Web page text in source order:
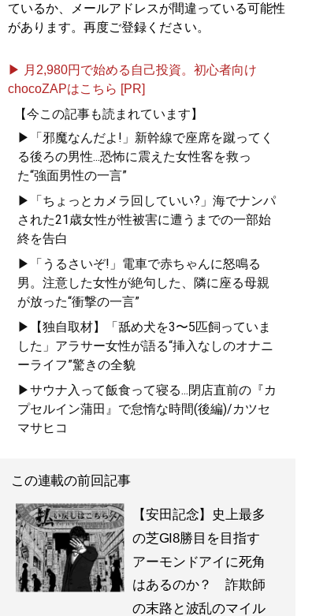
ているか、メールアドレスが間違っている可能性
があります。再度ご登録ください。
▶ 月2,980円で始める自己投資。初心者向け
chocoZAPはこちら [PR]
【今この記事も読まれています】
▶「邪魔なんだよ!」新幹線で座席を蹴ってく
る後ろの男性...恐怖に震えた女性客を救っ
た“強面男性の一言”
▶「ちょっとカメラ回していい?」海でナンパ
された21歳女性が性被害に遭うまでの一部始
終を告白
▶「うるさいぞ!」電車で赤ちゃんに怒鳴る
男。注意した女性が絶句した、隣に座る母親
が放った“衝撃の一言”
▶【独自取材】「舐め犬を3〜5匹飼っていま
した」アラサー女性が語る“挿入なしのオナニ
ーライフ”驚きの全貌
▶サウナ入って飯食って寝る...閉店直前の『カ
プセルイン蒲田』で怠惰な時間(後編)/カツセ
マサヒコ
この連載の前回記事
【安田記念】史上最多
の芝GI8勝目を目指す
アーモンドアイに死角
はあるのか？ 詐欺師
の末路と波乱のマイル